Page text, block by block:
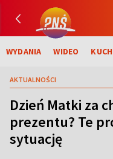
WYDANIA WIDEO
AKTUALNOŚCI
Dzień Matki za
prezentu? Te
sytuację